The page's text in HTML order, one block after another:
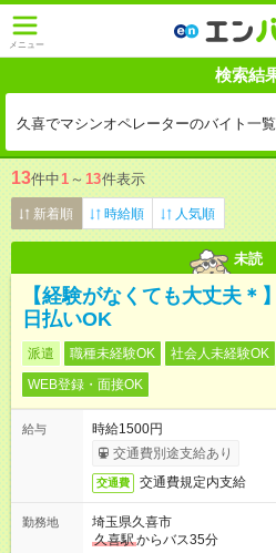
メニュー
検索結
久喜でマシンオペレーターのバイト一覧
13件中1 ～ 13件表示
新着順 時給順 人気順
未読
【経験がなくても大丈夫＊
日払いOK
派遣 職種未経験OK 社会人未経験OK
WEB登録・面接OK
給与
時給1500円
交通費別途支給あり
交通費 交通費規定内支給
勤務地
埼玉県久喜市
久喜駅からバス35分